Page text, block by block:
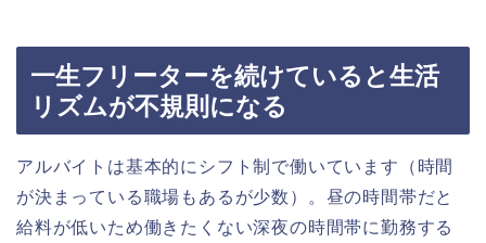
一生フリーターを続けていると生活
リズムが不規則になる
アルバイトは基本的にシフト制で働いています（時間
が決まっている職場もあるが少数）。昼の時間帯だと
給料が低いため働きたくない深夜の時間帯に勤務する